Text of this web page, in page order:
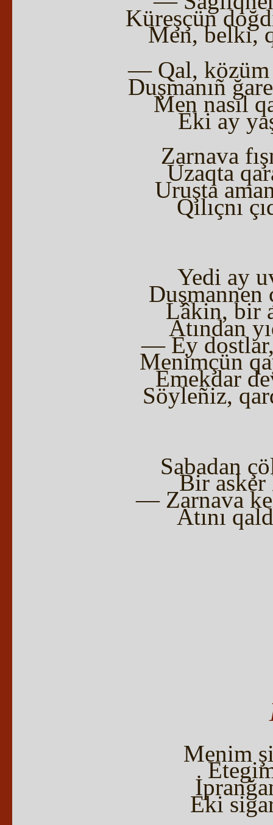
Küreşçün
Men, belki,
— Qal, közüm
Duşmanıñ
Men nasıl
Eki ay
Zarnava
Uzaqta
Uruşta
Qılıçnı
Yedi ay
Duşmannen
Lâkin, bir
Atından
— Ey dostlar,
Menimçün
Emekdar
Söyleñiz,
Sabadan
Bir asker
— Zarnava
Atını
Menim
Eki